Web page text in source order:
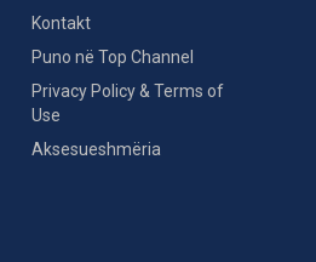
Kontakt
Puno në Top Channel
Privacy Policy & Terms of
Use
Aksesueshmëria